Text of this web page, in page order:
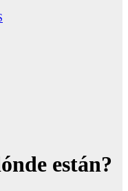
están?